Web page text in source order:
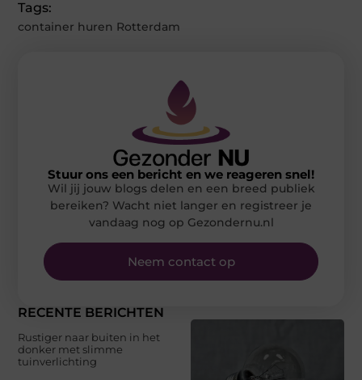
Tags:
container huren Rotterdam
RECENTE BERICHTEN
Rustiger naar buiten in het
donker met slimme
tuinverlichting
Stuur ons een bericht en we reageren snel!
Wil jij jouw blogs delen en een breed publiek
bereiken? Wacht niet langer en registreer je
vandaag nog op Gezondernu.nl
Neem contact op